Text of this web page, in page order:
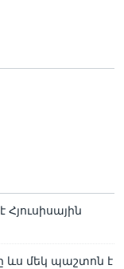
ևս մեկ պաշտոն է